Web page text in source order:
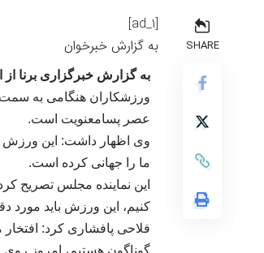
SHARE
[ad_1]
به گزارش خبرخوان
به گزارش خبرگزاری برنا از
ورزشکاران هنگامی به سمت
عصر پسامعنویت است.
وی اظهار داشت: این ورزش
ما را جهانی کرده است.
این نماینده مجلس تصریح
کنیم، این ورزش باید مورد
فلاحی پافشاری کرد:
گوناگون هستیم، امروز روی